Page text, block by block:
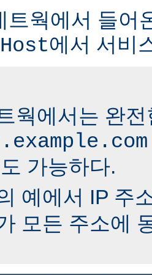
트웍에서 들어
에서 서비
웍에서는 완
도 가능하다.
예에서 IP 주
모든 주소에